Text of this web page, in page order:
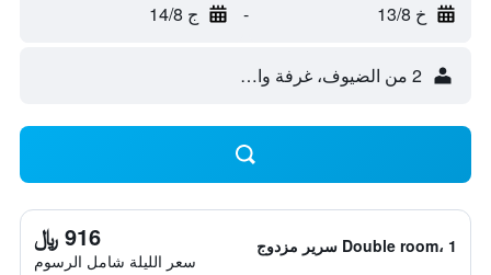
خ 13/8 - ج 14/8
2 من الضيوف، غرفة واحدة
Double room، 1 سرير مزدوج 916 ﷼
سعر الليلة شامل الرسوم